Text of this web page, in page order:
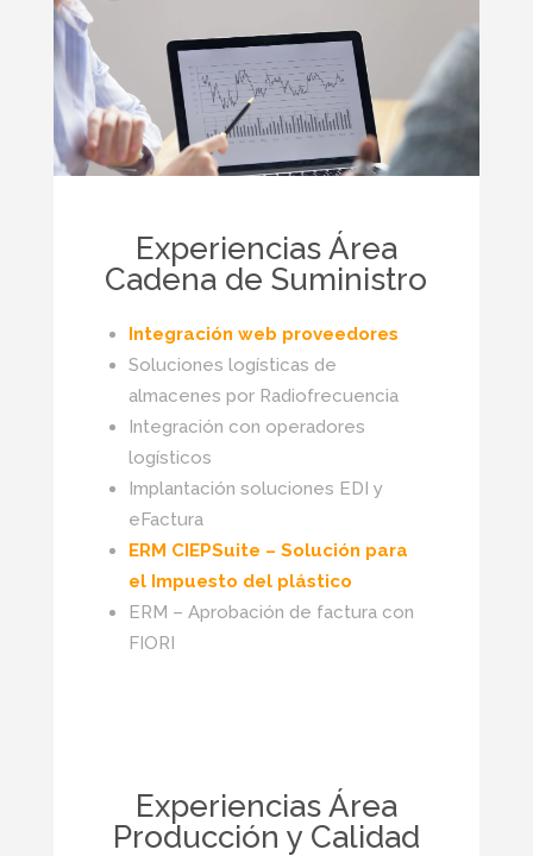
Experiencias Área
Cadena de Suministro
Integración web proveedores
Soluciones logísticas de
almacenes por Radiofrecuencia
Integración con operadores
logísticos
Implantación soluciones EDI y
eFactura
ERM CIEPSuite – Solución para
el Impuesto del plástico
ERM – Aprobación de factura con
FIORI
Experiencias Área
Producción y Calidad